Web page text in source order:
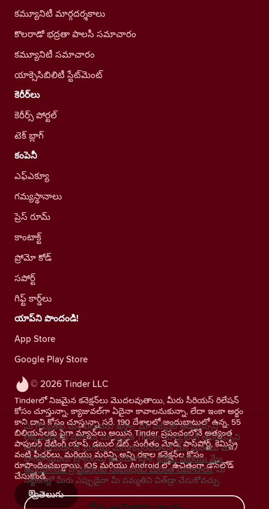
© 2026 Tinder LLC
Tinderలో నిజమైన కనెక్షన్‌లు మొదలవుతాయి, మీరు సీరియస్ రిలేషన్
కోసం చూస్తున్నా, క్యాజువల్‌గా ఏదైనా కావాలనుకున్నా, లేదా ఇంకా అర్థం
కాని దాని కోసం చూస్తున్నా సరే. 190 దేశాలలో అందుబాటులో ఉన్న, 55
బిలియన్‌లకు పైగా మ్యాచ్‌లు అయిన Tinder ప్రపంచంలోనే అత్యంత
పాపులర్ డేటింగ్ యాప్. డబుల్ డేట్, సంగీతం మోడ్, పాస్‌పోర్ట్, కెమిస్ట్రీ
వంటి ఫీచర్‌లు, మరియు మరిన్ని అన్ని రకాల కనెక్షన్‌ల కోసం
రూపొందించబడ్డాయి. iOS మరియు Android లో ఉచితంగా డౌన్‌లోడ్
చేసుకోండి.
తెలుగు
కమ్యూనిటీ మార్గదర్శకాలు
కొలరాడో భద్రతా పాలసీ సమాచారం
కమ్యూనిటీ సమాచారం
యాక్సెసిబిలిటీ స్టేట్‌మెంట్
కెరీర్‌లు
కెరీర్స్ పోర్టల్
టెక్ బ్లాగ్
కంపెనీ
ఎఫ్ఎక్యూ
గమ్యస్థానాలు
ప్రెస్ రూమ్
కాంటాక్ట్
ప్రోమో కోడ్
సపోర్ట్
గిఫ్ట్ కార్డ్‌లు
యాప్‌ని పొందండి!
App Store
Google Play Store
మీ గోప్యతకు మేం విలువను ఇస్తాం. మా వెబ్‌సైట్ ఆడియెన్స్‌ని
లెక్కించడానికి మరియు మా స్వంత Tinder మార్కెటింగ్ ఆపరేషన్స్‌ని
ఆఫర్ చేయడానికి మరియు మెరుగుపరచడానికి మేం మరియు మా
భాగస్వాములు ట్రాకర్‌లను ఉపయోగిస్తాం. కుకీలు మరియు మేం
ఉపయోగించే ప్రొవైడర్‌లకు సంబంధించి మరింత సమాచారం. మీ
సెట్టింగ్‌ల్లో మీరు ఎప్పుడైనా మీ సమ్మతిని విత్‌డ్రా చేసుకోవచ్చు.